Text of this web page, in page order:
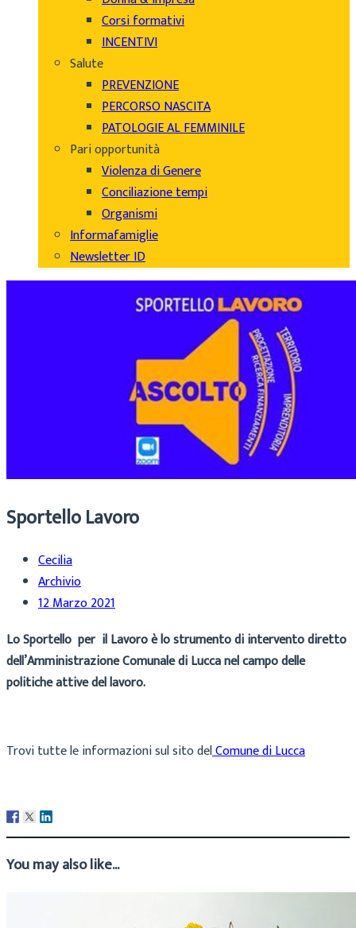
Corsi formativi
INCENTIVI
Salute
PREVENZIONE
PERCORSO NASCITA
PATOLOGIE AL FEMMINILE
Pari opportunità
Violenza di Genere
Conciliazione tempi
Organismi
Informafamiglie
Newsletter ID
Sportello Lavoro
Cecilia
Archivio
12 Marzo 2021
Lo Sportello per il Lavoro è lo strumento di intervento diretto
dell’Amministrazione Comunale di Lucca nel campo delle
politiche attive del lavoro.
Trovi tutte le informazioni sul sito delComune di Lucca
You may also like...